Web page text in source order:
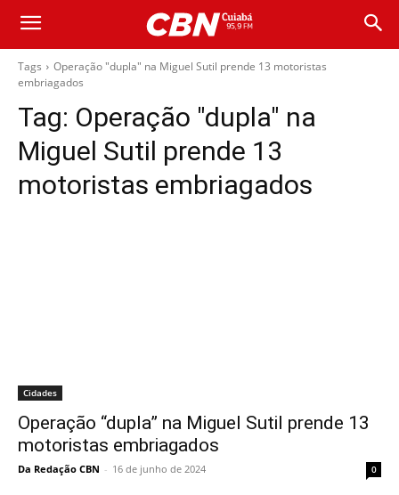
Tags
Operação "dupla" na Miguel Sutil prende 13 motoristas
embriagados
Tag: Operação "dupla" na
Miguel Sutil prende 13
motoristas embriagados
Cidades
Operação “dupla” na Miguel Sutil prende 13
motoristas embriagados
Da Redação CBN - 16 de junho de 2024 0